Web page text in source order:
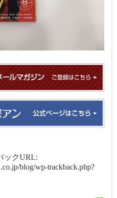
ックURL:
blog/wp-trackback.php?